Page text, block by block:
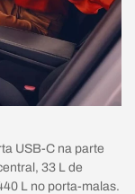
USB-C na parte
33 L de
L no porta-malas.